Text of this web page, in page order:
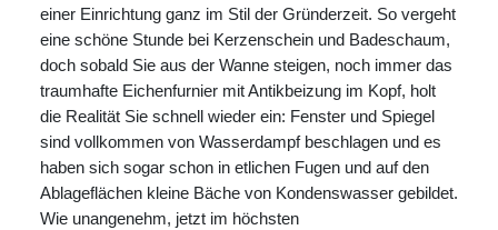
einer Einrichtung ganz im Stil der Gründerzeit. So vergeht
eine schöne Stunde bei Kerzenschein und Badeschaum,
doch sobald Sie aus der Wanne steigen, noch immer das
traumhafte Eichenfurnier mit Antikbeizung im Kopf, holt
die Realität Sie schnell wieder ein: Fenster und Spiegel
sind vollkommen von Wasserdampf beschlagen und es
haben sich sogar schon in etlichen Fugen und auf den
Ablageflächen kleine Bäche von Kondenswasser gebildet.
Wie unangenehm, jetzt im höchsten